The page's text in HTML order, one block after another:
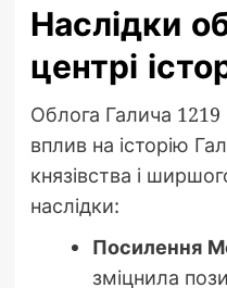
Наслідки
центрі
Облога Галича
вплив на історію
князівства і
наслідки:
Посилення
зміцнила